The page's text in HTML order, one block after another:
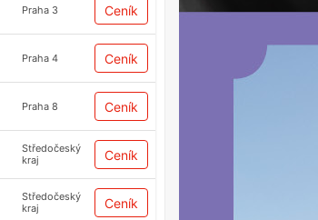
Praha 3 Ceník
Praha 4 Ceník
Praha 8 Ceník
Středočeský
kraj
Ceník
Středočeský
kraj
Ceník